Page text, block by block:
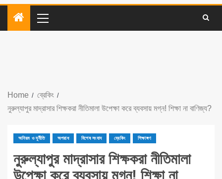
Home
ব্রেকিং
নুরুল্যাপুর মাদ্রাসার শিক্ষকরা নীতিমালা উপেক্ষা করে ব্যবসায় মগ্ন! শিক্ষা না বাণিজ্য?
অনিয়ম ও দূর্নীতি অপরাধ বিশেষ সংবাদ ব্রেকিং শিক্ষাঙ্গণ
নুরুল্যাপুর মাদ্রাসার শিক্ষকরা নীতিমালা
উপেক্ষা করে ব্যবসায় মগ্ন! শিক্ষা না